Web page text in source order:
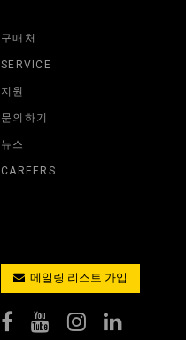
구매처
SERVICE
지원
문의하기
뉴스
CAREERS
메일링 리스트 가입